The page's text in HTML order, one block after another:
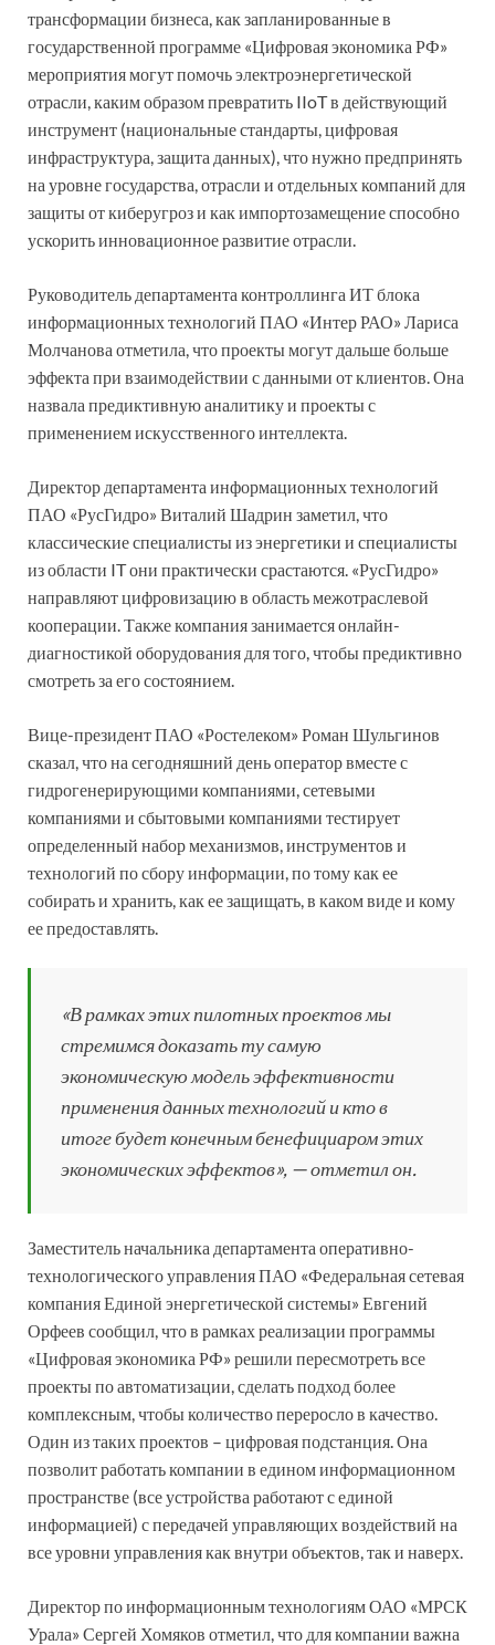
трансформации бизнеса, как запланированные в
государственной программе «Цифровая экономика РФ»
мероприятия могут помочь электроэнергетической
отрасли, каким образом превратить IIoT в действующий
инструмент (национальные стандарты, цифровая
инфраструктура, защита данных), что нужно предпринять
на уровне государства, отрасли и отдельных компаний для
защиты от киберугроз и как импортозамещение способно
ускорить инновационное развитие отрасли.
Руководитель департамента контроллинга ИТ блока
информационных технологий ПАО «Интер РАО» Лариса
Молчанова отметила, что проекты могут дальше больше
эффекта при взаимодействии с данными от клиентов. Она
назвала предиктивную аналитику и проекты с
применением искусственного интеллекта.
Директор департамента информационных технологий
ПАО «РусГидро» Виталий Шадрин заметил, что
классические специалисты из энергетики и специалисты
из области IT они практически срастаются. «РусГидро»
направляют цифровизацию в область межотраслевой
кооперации. Также компания занимается онлайн-
диагностикой оборудования для того, чтобы предиктивно
смотреть за его состоянием.
Вице-президент ПАО «Ростелеком» Роман Шульгинов
сказал, что на сегодняшний день оператор вместе с
гидрогенерирующими компаниями, сетевыми
компаниями и сбытовыми компаниями тестирует
определенный набор механизмов, инструментов и
технологий по сбору информации, по тому как ее
собирать и хранить, как ее защищать, в каком виде и кому
ее предоставлять.
«В рамках этих пилотных проектов мы
стремимся доказать ту самую
экономическую модель эффективности
применения данных технологий и кто в
итоге будет конечным бенефициаром этих
экономических эффектов», — отметил он.
Заместитель начальника департамента оперативно-
технологического управления ПАО «Федеральная сетевая
компания Единой энергетической системы» Евгений
Орфеев сообщил, что в рамках реализации программы
«Цифровая экономика РФ» решили пересмотреть все
проекты по автоматизации, сделать подход более
комплексным, чтобы количество переросло в качество.
Один из таких проектов – цифровая подстанция. Она
позволит работать компании в едином информационном
пространстве (все устройства работают с единой
информацией) с передачей управляющих воздействий на
все уровни управления как внутри объектов, так и наверх.
Директор по информационным технологиям ОАО «МРСК
Урала» Сергей Хомяков отметил, что для компании важна